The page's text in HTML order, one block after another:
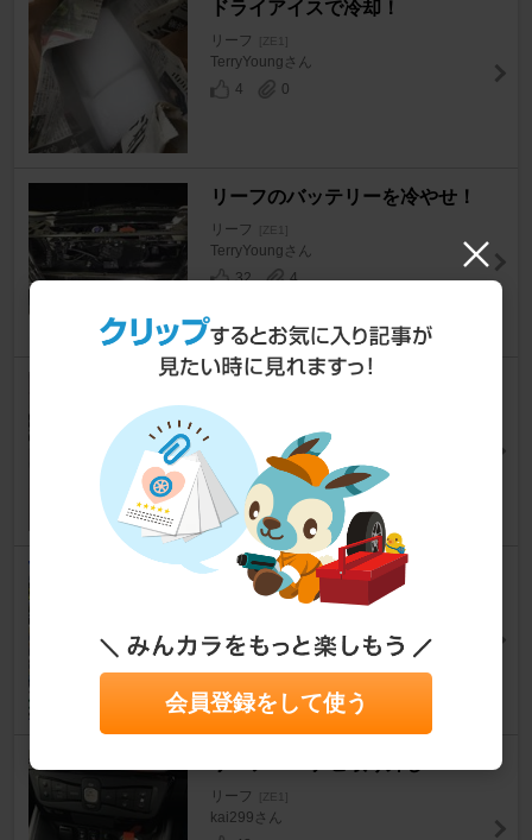
ドライアイスで冷却！
リーフ [ZE1]
TerryYoungさん
4
0
リーフのバッテリーを冷やせ！
リーフ [ZE1]
TerryYoungさん
32
4
リーフ
さんまる☆さん
0
ラップタイムの軌跡 その⑤
11
0
リーフ
kai299さん
会員登録をして使う